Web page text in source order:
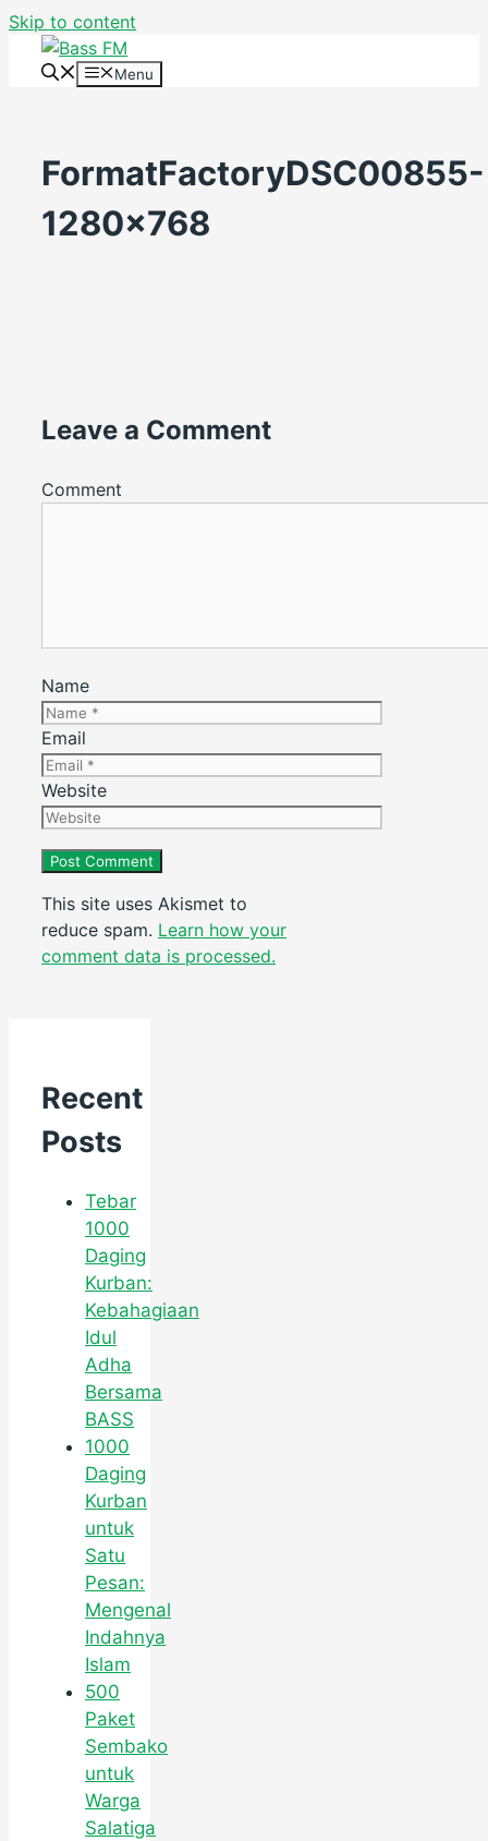
Skip to content
Menu
FormatFactoryDSC00855-
1280×768
Leave a Comment
Comment
Name
Email
Website
This site uses Akismet to
reduce spam. Learn how your
comment data is processed.
Recent
Posts
Tebar
1000
Daging
Kurban:
Kebahagiaan
Idul
Adha
Bersama
BASS
1000
Daging
Kurban
untuk
Satu
Pesan:
Mengenal
Indahnya
Islam
500
Paket
Sembako
untuk
Warga
Salatiga